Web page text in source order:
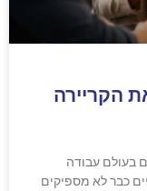
הקריירה
בעולם עבודה
כבר לא מספיקים